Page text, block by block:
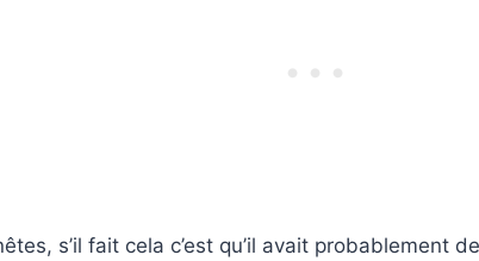
s’il fait cela c’est qu’il avait probablement